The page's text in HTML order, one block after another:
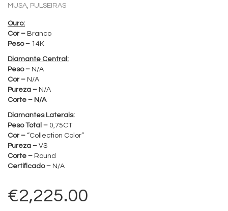
MUSA PULSEIRAS
Ouro:
Cor – Branco
Peso – 14K
Diamante Central:
Peso – N/A
Cor – N/A
Pureza – N/A
Corte – N/A
Diamantes Laterais:
Peso Total – 0,75CT
Cor – “Collection Color”
Pureza – VS
Corte – Round
Certificado – N/A
€2,225.00